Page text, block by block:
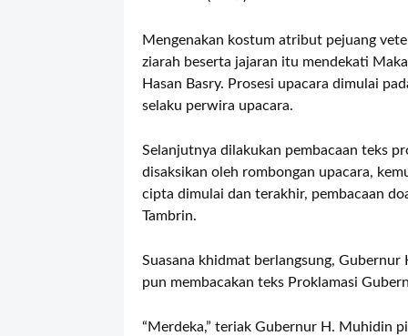
Mengenakan kostum atribut pejuang
ziarah beserta jajaran itu mendekati
Hasan Basry. Prosesi upacara dimulai
selaku perwira upacara.
Selanjutnya dilakukan pembacaan teks
disaksikan oleh rombongan upacara,
cipta dimulai dan terakhir, pembacaan
Tambrin.
Suasana khidmat berlangsung,
pun membacakan teks Proklamasi
“Merdeka,” teriak Gubernur H. Muhidin